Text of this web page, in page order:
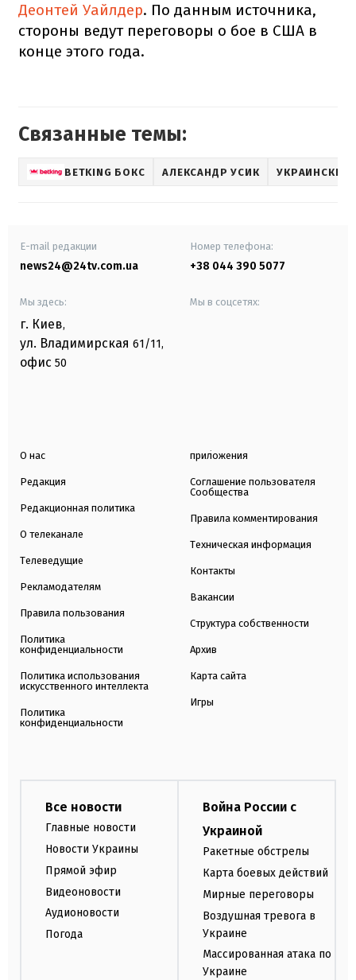
Деонтей Уайлдер. По данным источника,
стороны ведут переговоры о бое в США в
конце этого года.
Связанные темы:
BETKING БОКС АЛЕКСАНДР УСИК УКРАИНСКИЕ
E-mail редакции
news24@24tv.com.ua
Номер телефона:
+38 044 390 5077
Мы здесь:
г. Киев,
ул. Владимирская 61/11,
офис 50
Мы в соцсетях:
О нас
Редакция
Редакционная политика
О телеканале
Телеведущие
Рекламодателям
Правила пользования
Политика
конфиденциальности
Политика использования
искусственного интеллекта
Политика
конфиденциальности
приложения
Соглашение пользователя
Сообщества
Правила комментирования
Техническая информация
Контакты
Вакансии
Структура собственности
Архив
Карта сайта
Игры
Все новости
Главные новости
Новости Украины
Прямой эфир
Видеоновости
Аудионовости
Погода
Война России с
Украиной
Ракетные обстрелы
Карта боевых действий
Мирные переговоры
Воздушная тревога в
Украине
Массированная атака по
Украине